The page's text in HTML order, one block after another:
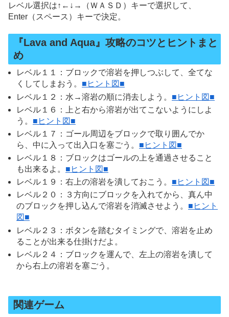
レベル選択は↑←↓→（ＷＡＳＤ）キーで選択して、
Enter（スペース）キーで決定。
『Lava and Aqua』攻略のコツとヒントまと
め
レベル１１：ブロックで溶岩を押しつぶして、全てな
くしてしまおう。 ■ヒント図■
レベル１２：水→溶岩の順に消去しよう。 ■ヒント図■
レベル１６：上と右から溶岩が出てこないようにしよ
う。 ■ヒント図■
レベル１７：ゴール周辺をブロックで取り囲んでか
ら、中に入って出入口を塞ごう。 ■ヒント図■
レベル１８：ブロックはゴールの上を通過させること
も出来るよ。 ■ヒント図■
レベル１９：右上の溶岩を潰しておこう。 ■ヒント図■
レベル２０：３方向にブロックを入れてから、真ん中
のブロックを押し込んで溶岩を消滅させよう。 ■ヒント
図■
レベル２３：ボタンを踏むタイミングで、溶岩を止め
ることが出来る仕掛けだよ。
レベル２４：ブロックを運んで、左上の溶岩を潰して
から右上の溶岩を塞ごう。
関連ゲーム